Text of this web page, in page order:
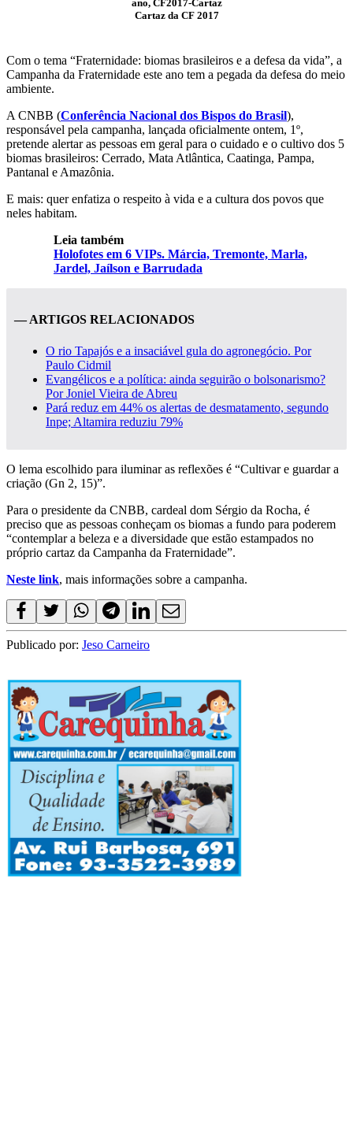
Cartaz da CF 2017
Com o tema “Fraternidade: biomas brasileiros e a defesa da vida”, a
Campanha da Fraternidade este ano tem a pegada da defesa do meio
ambiente.
A CNBB (Conferência Nacional dos Bispos do Brasil),
responsável pela campanha, lançada oficialmente ontem, 1º,
pretende alertar as pessoas em geral para o cuidado e o cultivo dos 5
biomas brasileiros: Cerrado, Mata Atlântica, Caatinga, Pampa,
Pantanal e Amazônia.
E mais: quer enfatiza o respeito à vida e a cultura dos povos que
neles habitam.
Leia também
Holofotes em 6 VIPs. Márcia, Tremonte, Marla,
Jardel, Jaílson e Barrudada
— ARTIGOS RELACIONADOS
O rio Tapajós e a insaciável gula do agronegócio. Por
Paulo Cidmil
Evangélicos e a política: ainda seguirão o bolsonarismo?
Por Joniel Vieira de Abreu
Pará reduz em 44% os alertas de desmatamento, segundo
Inpe; Altamira reduziu 79%
O lema escolhido para iluminar as reflexões é “Cultivar e guardar a
criação (Gn 2, 15)”.
Para o presidente da CNBB, cardeal dom Sérgio da Rocha, é
preciso que as pessoas conheçam os biomas a fundo para poderem
“contemplar a beleza e a diversidade que estão estampados no
próprio cartaz da Campanha da Fraternidade”.
Neste link, mais informações sobre a campanha.
Publicado por: Jeso Carneiro